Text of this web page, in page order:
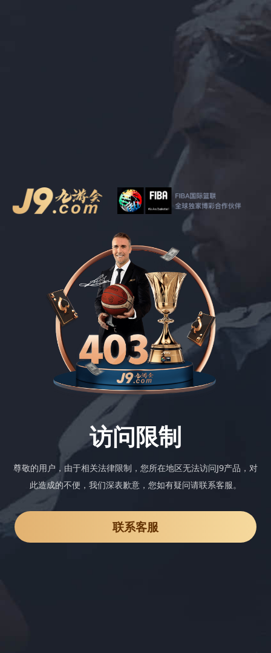
访问限制
尊敬的用户，由于相关法律限制，您所在地区无法访问J9产品，对
此造成的不便，我们深表歉意，您如有疑问请联系客服。
联系客服